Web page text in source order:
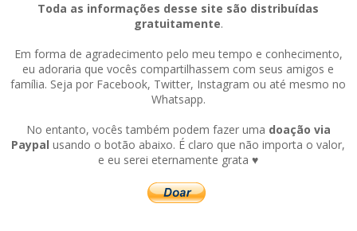
Toda as informações desse site são distribuídas
gratuitamente.
Em forma de agradecimento pelo meu tempo e conhecimento,
eu adoraria que vocês compartilhassem com seus amigos e
família. Seja por Facebook, Twitter, Instagram ou até mesmo no
Whatsapp.
No entanto, vocês também podem fazer uma doação via
Paypal usando o botão abaixo. É claro que não importa o valor,
e eu serei eternamente grata ♥